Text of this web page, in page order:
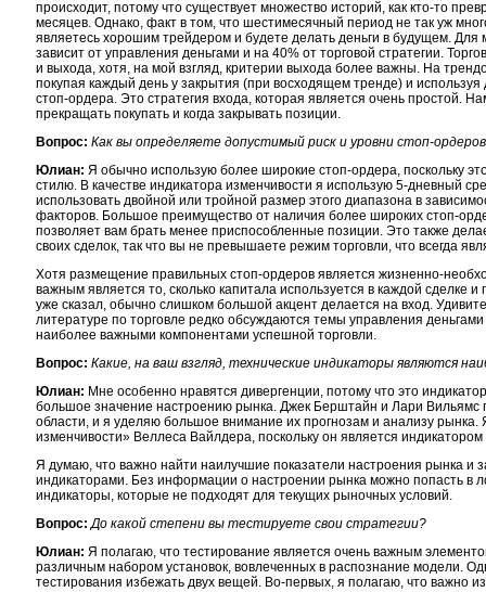
происходит, потому что существует множество историй, как кто-то
месяцев. Однако, факт в том, что шестимесячный период не так уж
являетесь хорошим трейдером и будете делать деньги в будущем.
зависит от управления деньгами и на 40% от торговой стратегии.
и выхода, хотя, на мой взгляд, критерии выхода более важны. На
покупая каждый день у закрытия (при восходящем тренде) и
стоп-ордера. Это стратегия входа, которая является очень простой.
прекращать покупать и когда закрывать позиции.
Вопрос: Как вы определяете допустимый риск и уровни стоп-
Юлиан: Я обычно использую более широкие стоп-ордера, поскольку
стилю. В качестве индикатора изменчивости я использую 5-дневный
использовать двойной или тройной размер этого диапазона в
факторов. Большое преимущество от наличия более широких стоп-
позволяет вам брать менее приспособленные позиции. Это также
своих сделок, так что вы не превышаете режим торговли, что всегда
Хотя размещение правильных стоп-ордеров является жизненно-
важным является то, сколько капитала используется в каждой сделке
уже сказал, обычно слишком большой акцент делается на вход.
литературе по торговле редко обсуждаются темы управления
наиболее важными компонентами успешной торговли.
Вопрос: Какие, на ваш взгляд, технические индикаторы являются
Юлиан: Мне особенно нравятся дивергенции, потому что это
большое значение настроению рынка. Джек Берштайн и Лари Вильямс
области, и я уделяю большое внимание их прогнозам и анализу рынка.
изменчивости» Веллеса Вайлдера, поскольку он является
Я думаю, что важно найти наилучшие показатели настроения рынка и
индикаторами. Без информации о настроении рынка можно попасть в
индикаторы, которые не подходят для текущих рыночных условий.
Вопрос: До какой степени вы тестируете свои стратегии?
Юлиан: Я полагаю, что тестирование является очень важным
различным набором установок, вовлеченных в распознание модели.
тестирования избежать двух вещей. Во-первых, я полагаю, что важно